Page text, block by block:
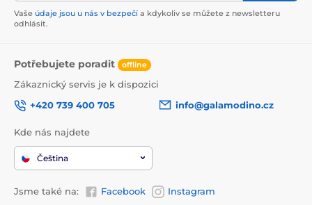
Vaše údaje jsou u nás v bezpečí a kdykoliv se můžete z newsletteru
odhlásit.
Potřebujete poradit offline
Zákaznický servis je k dispozici
+420 739 400 705
info@galamodino.cz
Kde nás najdete
Čeština
Jsme také na: Facebook Instagram